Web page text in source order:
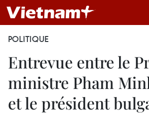
POLITIQUE
Entrevue entre le
ministre Pham
et le président